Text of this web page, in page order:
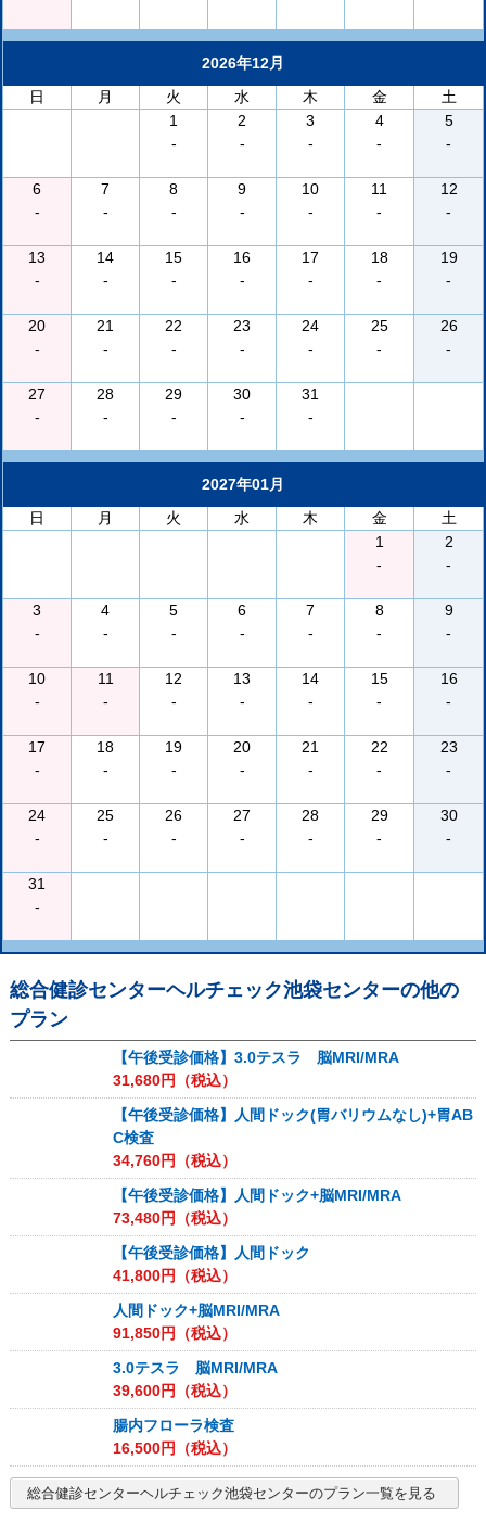
2026年12月
日
月 火 水 木 金
土
1
-
2
-
3
-
4
-
5
-
6
-
7
-
8
-
9
-
10
-
11
-
12
-
13
-
14
-
15
-
16
-
17
-
18
-
19
-
20
-
21
-
22
-
23
-
24
-
25
-
26
-
27
-
28
-
29
-
30
-
31
-
2027年01月
日
月 火 水 木 金
土
1
-
2
-
3
-
4
-
5
-
6
-
7
-
8
-
9
-
10
-
11
-
12
-
13
-
14
-
15
-
16
-
17
-
18
-
19
-
20
-
21
-
22
-
23
-
24
-
25
-
26
-
27
-
28
-
29
-
30
-
31
-
総合健診センターヘルチェック池袋センターの他の
プラン
【午後受診価格】3.0テスラ 脳MRI/MRA
31,680円（税込）
【午後受診価格】人間ドック(胃バリウムなし)+胃AB
C検査
34,760円（税込）
【午後受診価格】人間ドック+脳MRI/MRA
73,480円（税込）
【午後受診価格】人間ドック
41,800円（税込）
人間ドック+脳MRI/MRA
91,850円（税込）
3.0テスラ 脳MRI/MRA
39,600円（税込）
腸内フローラ検査
16,500円（税込）
総合健診センターヘルチェック池袋センターのプラン一覧を見る